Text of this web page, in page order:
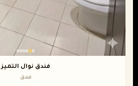
فندق نوال التميز
فندق